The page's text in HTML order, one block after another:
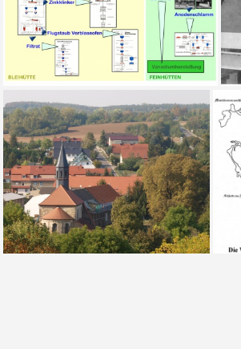
Hüttentechnologien